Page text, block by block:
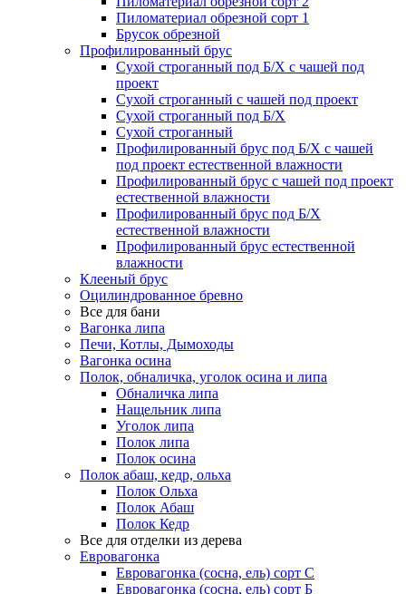
Пиломатериал обрезной сорт 1
Брусок обрезной
Профилированный брус
Сухой строганный под Б/Х с чашей под
проект
Сухой строганный с чашей под проект
Сухой строганный под Б/Х
Сухой строганный
Профилированный брус под Б/Х с чашей
под проект естественной влажности
Профилированный брус с чашей под проект
естественной влажности
Профилированный брус под Б/Х
естественной влажности
Профилированный брус естественной
влажности
Клееный брус
Оцилиндрованное бревно
Все для бани
Вагонка липа
Печи, Котлы, Дымоходы
Вагонка осина
Полок, обналичка, уголок осина и липа
Обналичка липа
Нащельник липа
Уголок липа
Полок липа
Полок осина
Полок абаш, кедр, ольха
Полок Ольха
Полок Абаш
Полок Кедр
Все для отделки из дерева
Евровагонка
Евровагонка (сосна, ель) сорт С
Евровагонка (сосна, ель) сорт Б